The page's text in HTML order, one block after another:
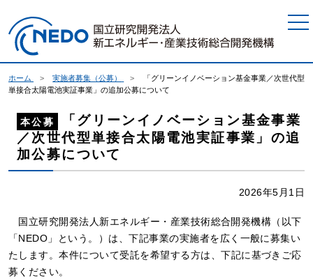
ホーム 実施者募集（公募）
「グリーンイノベーション基金事業／次世代型
単接合太陽電池実証事業」の追加公募について
本公募
「グリーンイノベーション基金事業
／次世代型単接合太陽電池実証事業」の追
加公募について
2026年5月1日
国立研究開発法人新エネルギー・産業技術総合開発機構（以下
「NEDO」という。）は、下記事業の実施者を広く一般に募集い
たします。本件について受託を希望する方は、下記に基づきご応
募ください。